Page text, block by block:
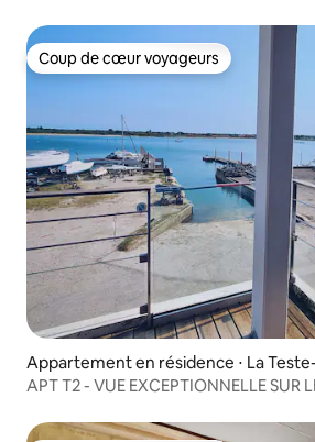
Coup de cœur voyageurs
Coup de cœur voyageurs
Appartement en résidence ⋅ La
ch
APT T2 - VUE EXCEPTIONNELLE SUR